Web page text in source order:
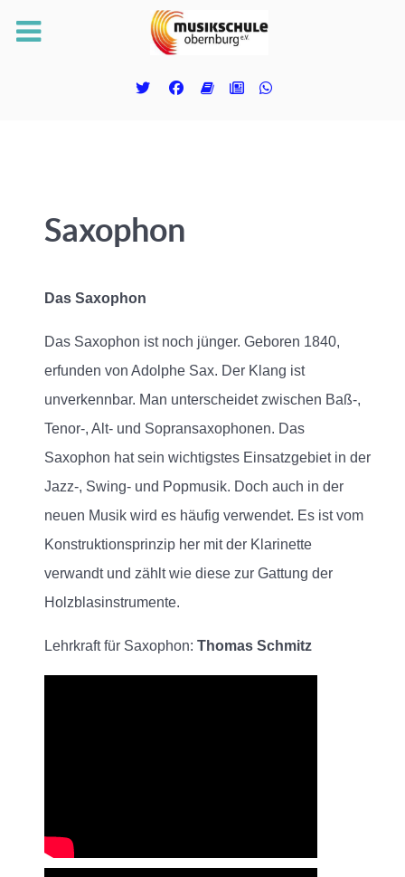
Saxophon
Das Saxophon
Das Saxophon ist noch jünger. Geboren 1840,
erfunden von Adolphe Sax. Der Klang ist
unverkennbar. Man unterscheidet zwischen Baß-,
Tenor-, Alt- und Sopransaxophonen. Das
Saxophon hat sein wichtigstes Einsatzgebiet in der
Jazz-, Swing- und Popmusik. Doch auch in der
neuen Musik wird es häufig verwendet. Es ist vom
Konstruktionsprinzip her mit der Klarinette
verwandt und zählt wie diese zur Gattung der
Holzblasinstrumente.
Lehrkraft für Saxophon: Thomas Schmitz